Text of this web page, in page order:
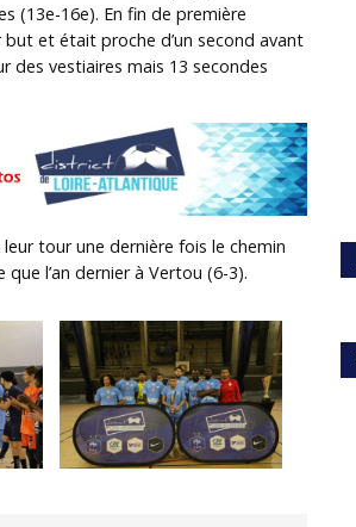
(13e-16e). En fin de première
et était proche d’un second avant
des vestiaires mais 13 secondes
tour une dernière fois le chemin
l’an dernier à Vertou (6-3).